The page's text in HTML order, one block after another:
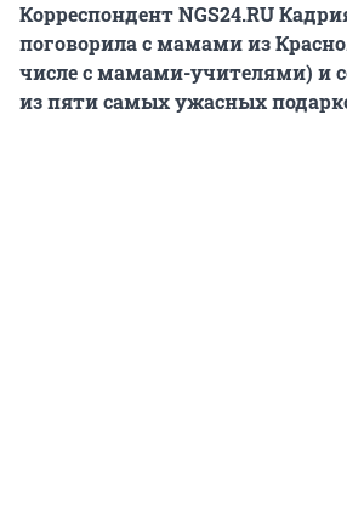
Корреспондент NGS24.RU
поговорила с мамами из
числе с мамами-учителями) и
из пяти самых ужасных